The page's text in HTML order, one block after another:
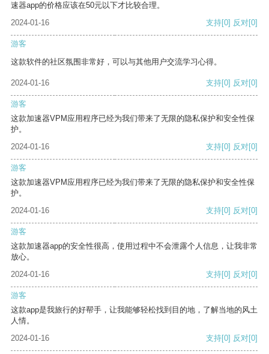
速器app的价格应该在50元以下才比较合理。
2024-01-16
支持[0] 反对[0]
游客
这款软件的社区氛围非常好，可以与其他用户交流学习心得。
2024-01-16 支持[0] 反对[0]
游客
这款加速器VPM应用程序已经为我们带来了无限的隐私保护和安全性保
护。
2024-01-16
支持[0] 反对[0]
游客
这款加速器VPM应用程序已经为我们带来了无限的隐私保护和安全性保
护。
2024-01-16
支持[0] 反对[0]
游客
这款加速器app的安全性很高，使用过程中不会泄露个人信息，让我非常
放心。
2024-01-16
支持[0] 反对[0]
游客
这款app是我旅行的好帮手，让我能够轻松找到目的地，了解当地的风土
人情。
2024-01-16
支持[0] 反对[0]